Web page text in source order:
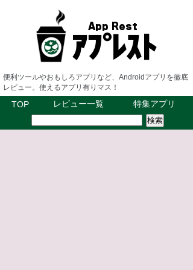
便利ツールやおもしろアプリなど、Androidアプリを徹底
レビュー。使えるアプリ有りマス！
TOP レビュー一覧 特集アプリ